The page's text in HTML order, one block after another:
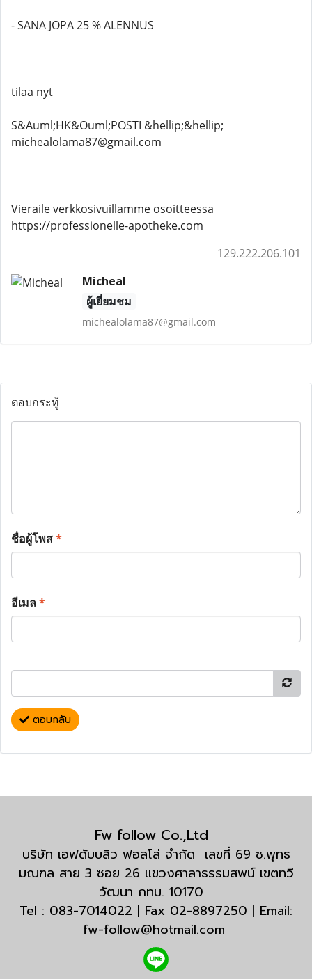
- SANA JOPA 25 % ALENNUS
tilaa nyt
S&Auml;HK&Ouml;POSTI &hellip;&hellip;
michealolama87@gmail.com
Vieraile verkkosivuillamme osoitteessa
https://professionelle-apotheke.com
129.222.206.101
Micheal
ผู้เยี่ยมชม
michealolama87@gmail.com
ตอบกระทู้
ชื่อผู้โพส*
อีเมล*
ตอบกลับ
Fw follow Co.,Ltd
บริษัท เอฟดับบลิว ฟอลโล่ จำกัด เลขที่ 69 ซ.พุทธ
มณฑล สาย 3 ซอย 26 แขวงศาลาธรรมสพน์ เขตทวี
วัฒนา กทม. 10170
Tel : 083-7014022 | Fax 02-8897250 | Email:
fw-follow@hotmail.com